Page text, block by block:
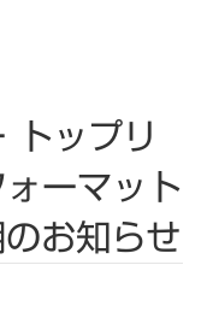
トップリ
ーマット
お知らせ